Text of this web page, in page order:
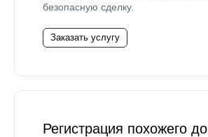
безопасную сделку.
Заказать услугу
Регистрация похожего